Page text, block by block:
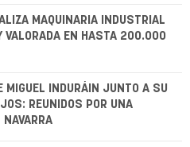
MAQUINARIA INDUSTRIAL
VALORADA EN HASTA 200.000
MIGUEL INDURÁIN JUNTO A SU
REUNIDOS POR UNA